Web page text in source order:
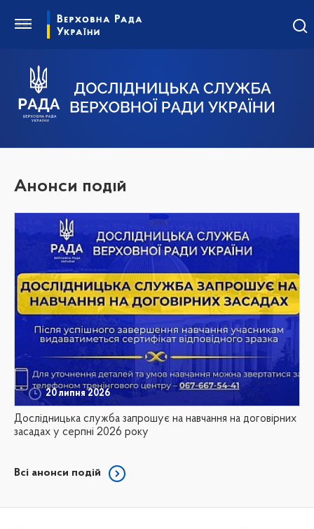
Анонси подій
20 липня 2026
Дослідницька служба запрошує на навчання на договірних
засадах у серпні 2026 року
Всі анонси подій